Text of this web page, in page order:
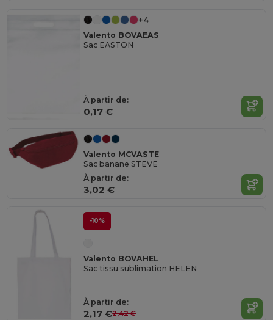
+4
Valento BOVAEAS
Sac EASTON
À partir de:
0,17 €
Valento MCVASTE
Sac banane STEVE
À partir de:
3,02 €
-10%
Valento BOVAHEL
Sac tissu sublimation HELEN
À partir de:
2,17 €2,42 €